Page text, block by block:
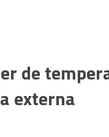
de
externa